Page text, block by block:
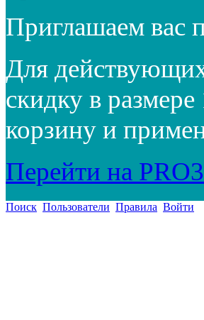
Приглашаем вас
Для
скидку в
корзину и
Перейти на
Поиск Пользователи Правила Войти